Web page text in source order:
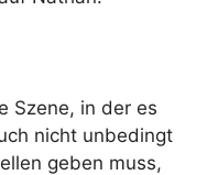
Szene, in der es
nicht unbedingt
geben muss,